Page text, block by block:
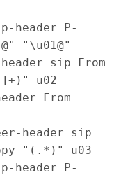
"\u01@"
u02
"(.*)" u03